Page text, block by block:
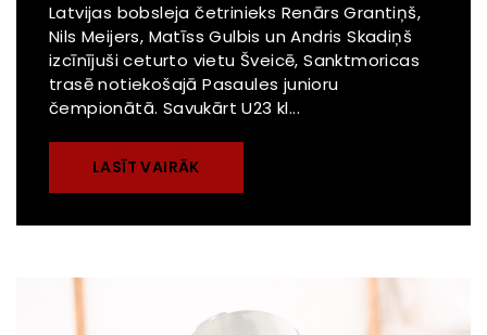
Latvijas bobsleja četrinieks Renārs Grantiņš,
Nils Meijers, Matīss Gulbis un Andris Skadiņš
izcīnījuši ceturto vietu Šveicē, Sanktmoricas
trasē notiekošajā Pasaules junioru
čempionātā. Savukārt U23 kl...
LASĪT VAIRĀK